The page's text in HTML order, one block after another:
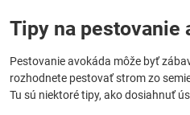
Tipy na pestovanie
Pestovanie avokáda môže byť
rozhodnete pestovať strom zo
Tu sú niektoré tipy, ako dosiahnuť